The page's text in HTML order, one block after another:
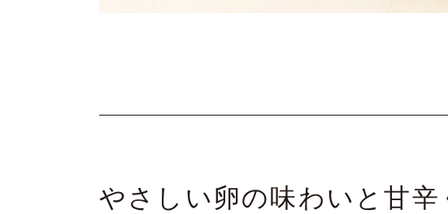
やさしい卵の味わいと甘